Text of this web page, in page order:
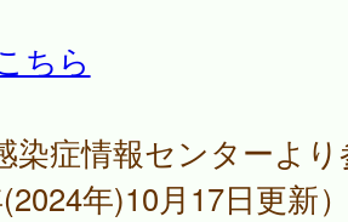
ちら
染症情報センターよ
(2024年)10月17日更新